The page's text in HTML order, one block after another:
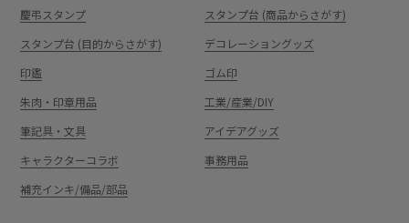
慶弔スタンプ
スタンプ台 (商品からさがす)
スタンプ台 (目的からさがす)
デコレーショングッズ
印鑑
ゴム印
朱肉・印章用品
工業/産業/DIY
筆記具・文具
アイデアグッズ
キャラクターコラボ
事務用品
補充インキ/備品/部品